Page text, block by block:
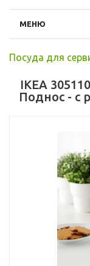
МЕНЮ
Посуда для
IKEA
Поднос - с